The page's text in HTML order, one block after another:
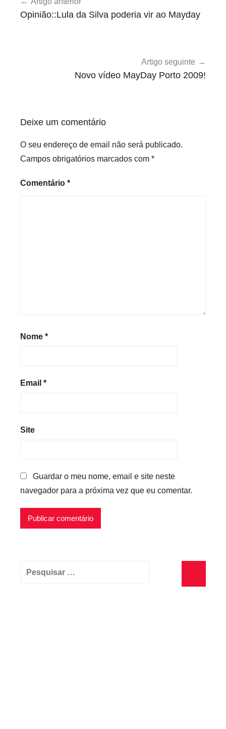
e
deOpinião::Lula da Silva poderia vir ao Mayday
Artigo seguinte
Novo vídeo MayDay Porto 2009!
Deixe um comentário
O seu endereço de email não será publicado.
Campos obrigatórios marcados com *
Comentário *
Nome *
Email *
Site
Guardar o meu nome, email e site neste
navegador para a próxima vez que eu comentar.
Pesquisar